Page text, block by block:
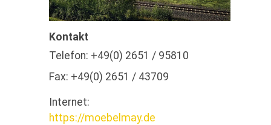
Kontakt
Telefon: +49(0) 2651 / 95810
Fax: +49(0) 2651 / 43709
Internet:
https://moebelmay.de